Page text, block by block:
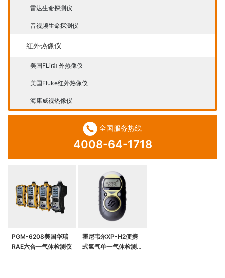
雷达生命探测仪
音视频生命探测仪
红外热像仪
美国FLir红外热像仪
美国Fluke红外热像仪
海康威视热像仪
全国服务热线
4008-64-1718
PGM-6208美国华瑞
RAE六合一气体检测仪
霍尼韦尔XP-H2便携
式氢气单一气体检测